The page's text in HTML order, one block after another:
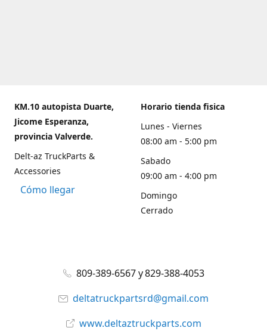
KM.10 autopista Duarte,
Jicome Esperanza,
provincia Valverde.
Delt-az TruckParts &
Accessories
Cómo llegar
Horario tienda fisica
Lunes - Viernes
08:00 am - 5:00 pm
Sabado
09:00 am - 4:00 pm
Domingo
Cerrado
809-389-6567 y 829-388-4053
deltatruckpartsrd@gmail.com
www.deltaztruckparts.com